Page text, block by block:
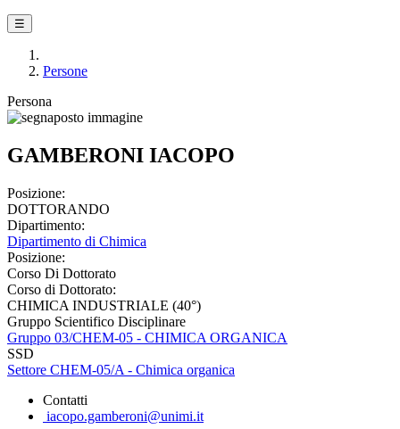
☰
Persone
Persona
GAMBERONI IACOPO
Posizione:
DOTTORANDO
Dipartimento:
Dipartimento di Chimica
Posizione:
Corso Di Dottorato
Corso di Dottorato:
CHIMICA INDUSTRIALE (40°)
Gruppo Scientifico Disciplinare
Gruppo 03/CHEM-05 - CHIMICA ORGANICA
SSD
Settore CHEM-05/A - Chimica organica
Contatti
iacopo.gamberoni@unimi.it